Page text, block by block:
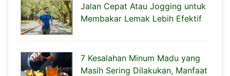
Jalan Cepat Atau Jogging untuk
Membakar Lemak Lebih Efektif
7 Kesalahan Minum Madu yang
Masih Sering Dilakukan, Manfaat